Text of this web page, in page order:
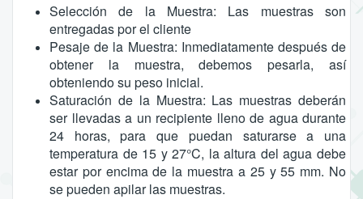
Selección de la Muestra: Las muestras son
entregadas por el cliente
Pesaje de la Muestra: Inmediatamente después de
obtener la muestra, debemos pesarla, así
obteniendo su peso inicial.
Saturación de la Muestra: Las muestras deberán
ser llevadas a un recipiente lleno de agua durante
24 horas, para que puedan saturarse a una
temperatura de 15 y 27°C, la altura del agua debe
estar por encima de la muestra a 25 y 55 mm. No
se pueden apilar las muestras.